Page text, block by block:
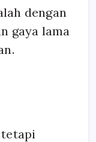
dengan
gaya lama